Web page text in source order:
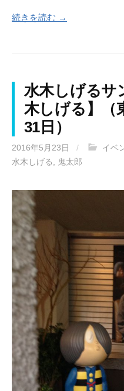
続きを読む →
水木しげるサ
木しげる】（
31日）
2016年5月23日 / イベ
水木しげる, 鬼太郎